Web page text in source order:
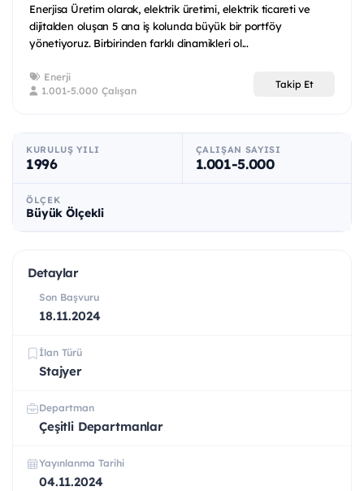
Enerjisa Üretim olarak, elektrik üretimi, elektrik ticareti ve
dijitalden oluşan 5 ana iş kolunda büyük bir portföy
yönetiyoruz. Birbirinden farklı dinamikleri ol...
Enerji
1.001-5.000 Çalışan
Takip Et
KURULUŞ YILI
1996
ÇALIŞAN SAYISI
1.001-5.000
ÖLÇEK
Büyük Ölçekli
Detaylar
Son Başvuru
18.11.2024
İlan Türü
Stajyer
Departman
Çeşitli Departmanlar
Yayınlanma Tarihi
04.11.2024